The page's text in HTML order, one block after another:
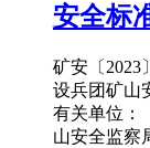
安全标
矿安〔2023
设兵团矿山
有关单位：
山安全监察